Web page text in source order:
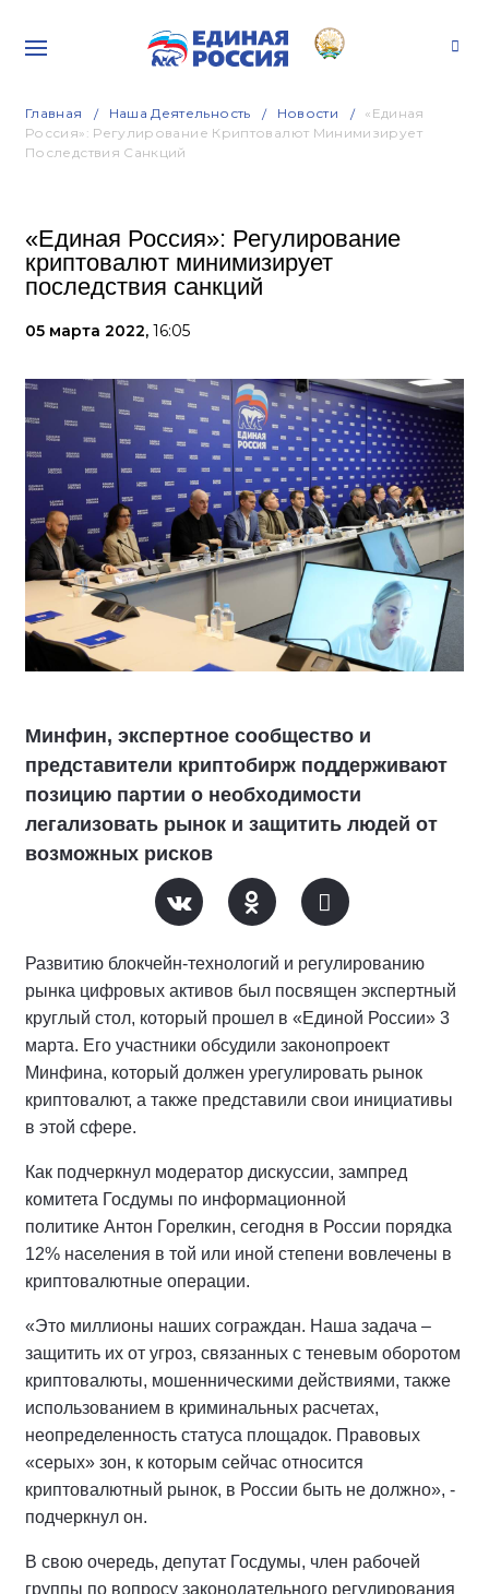
Главная Наша Деятельность Новости
«Единая
Россия»: Регулирование Криптовалют Минимизирует
Последствия Санкций
«Единая Россия»: Регулирование
криптовалют минимизирует
последствия санкций
05 марта 2022, 16:05
Минфин, экспертное сообщество и
представители криптобирж поддерживают
позицию партии о необходимости
легализовать рынок и защитить людей от
возможных рисков
Развитию блокчейн-технологий и регулированию
рынка цифровых активов был посвящен экспертный
круглый стол, который прошел в «Единой России» 3
марта. Его участники обсудили законопроект
Минфина, который должен урегулировать рынок
криптовалют, а также представили свои инициативы
в этой сфере.
Как подчеркнул модератор дискуссии, зампред
комитета Госдумы по информационной
политике Антон Горелкин, сегодня в России порядка
12% населения в той или иной степени вовлечены в
криптовалютные операции.
«Это миллионы наших сограждан. Наша задача –
защитить их от угроз, связанных с теневым оборотом
криптовалюты, мошенническими действиями, также
использованием в криминальных расчетах,
неопределенность статуса площадок. Правовых
«серых» зон, к которым сейчас относится
криптовалютный рынок, в России быть не должно», -
подчеркнул он.
В свою очередь, депутат Госдумы, член рабочей
группы по вопросу законодательного регулирования